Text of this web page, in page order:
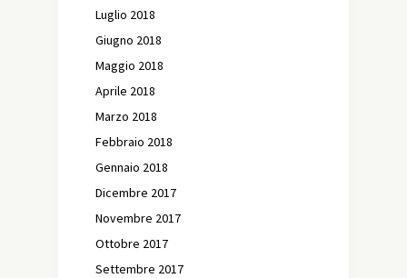
Luglio 2018
Giugno 2018
Maggio 2018
Aprile 2018
Marzo 2018
Febbraio 2018
Gennaio 2018
Dicembre 2017
Novembre 2017
Ottobre 2017
Settembre 2017